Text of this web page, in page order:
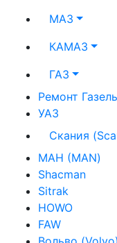
МАЗ
КАМАЗ
ГАЗ
Ремонт Газель
УАЗ
Скания
МАН (MAN)
Shacman
Sitrak
HOWO
FAW